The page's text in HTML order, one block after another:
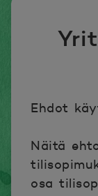
Ehdot
Näitä
osa